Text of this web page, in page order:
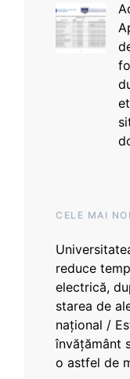
CELE MAI NOI
reduce
electrică,
starea de
național /
învățământ
o astfel de